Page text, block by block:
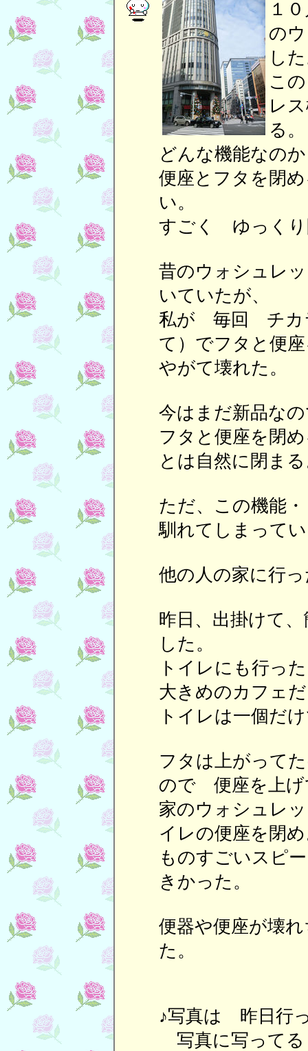
１
の
し
こ
レ
る。
どんな機能なの
便座とフタを閉
い。
すごく ゆっくり
昔のウォシュレ
いていたが、
私が 毎回 チカ
て）でフタと便
やがて壊れた。
今はまだ新品な
フタと便座を閉
とは自然に閉ま
ただ、この機能
馴れてしまって
他の人の家に行
昨日、出掛けて
した。
トイレにも行っ
大きめのカフェ
トイレは一個だ
フタは上がって
ので 便座を上げ
家のウォシュレ
イレの便座を閉
ものすごいスピ
きかった。
便器や便座が壊
た。
♪写真は 昨日行
写真に写ってる